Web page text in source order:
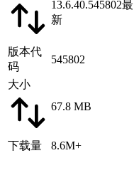
13.6.40.545802最
新
版本代
码
545802
大小
67.8 MB
下载量 8.6M+